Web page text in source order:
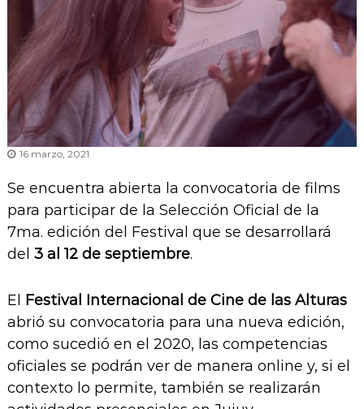
16 marzo, 2021
Se encuentra abierta la convocatoria de films
para participar de la Selección Oficial de la
7ma. edición del Festival que se desarrollará
del 3 al 12 de septiembre.
El Festival Internacional de Cine de las Alturas
abrió su convocatoria para una nueva edición,
como sucedió en el 2020, las competencias
oficiales se podrán ver de manera online y, si el
contexto lo permite, también se realizarán